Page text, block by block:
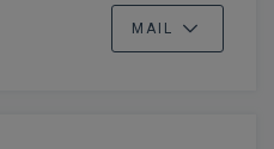
MAIL